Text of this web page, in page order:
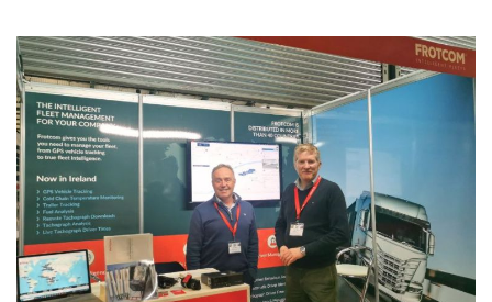
Gestão de Combustível
Planeamento e monitorização de rotas
Identificação automática de condutores
Ver todas as funcionalidades